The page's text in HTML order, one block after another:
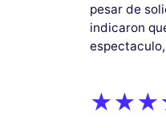
pesar de
indicaron